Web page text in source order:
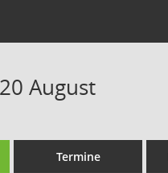
August
Termine